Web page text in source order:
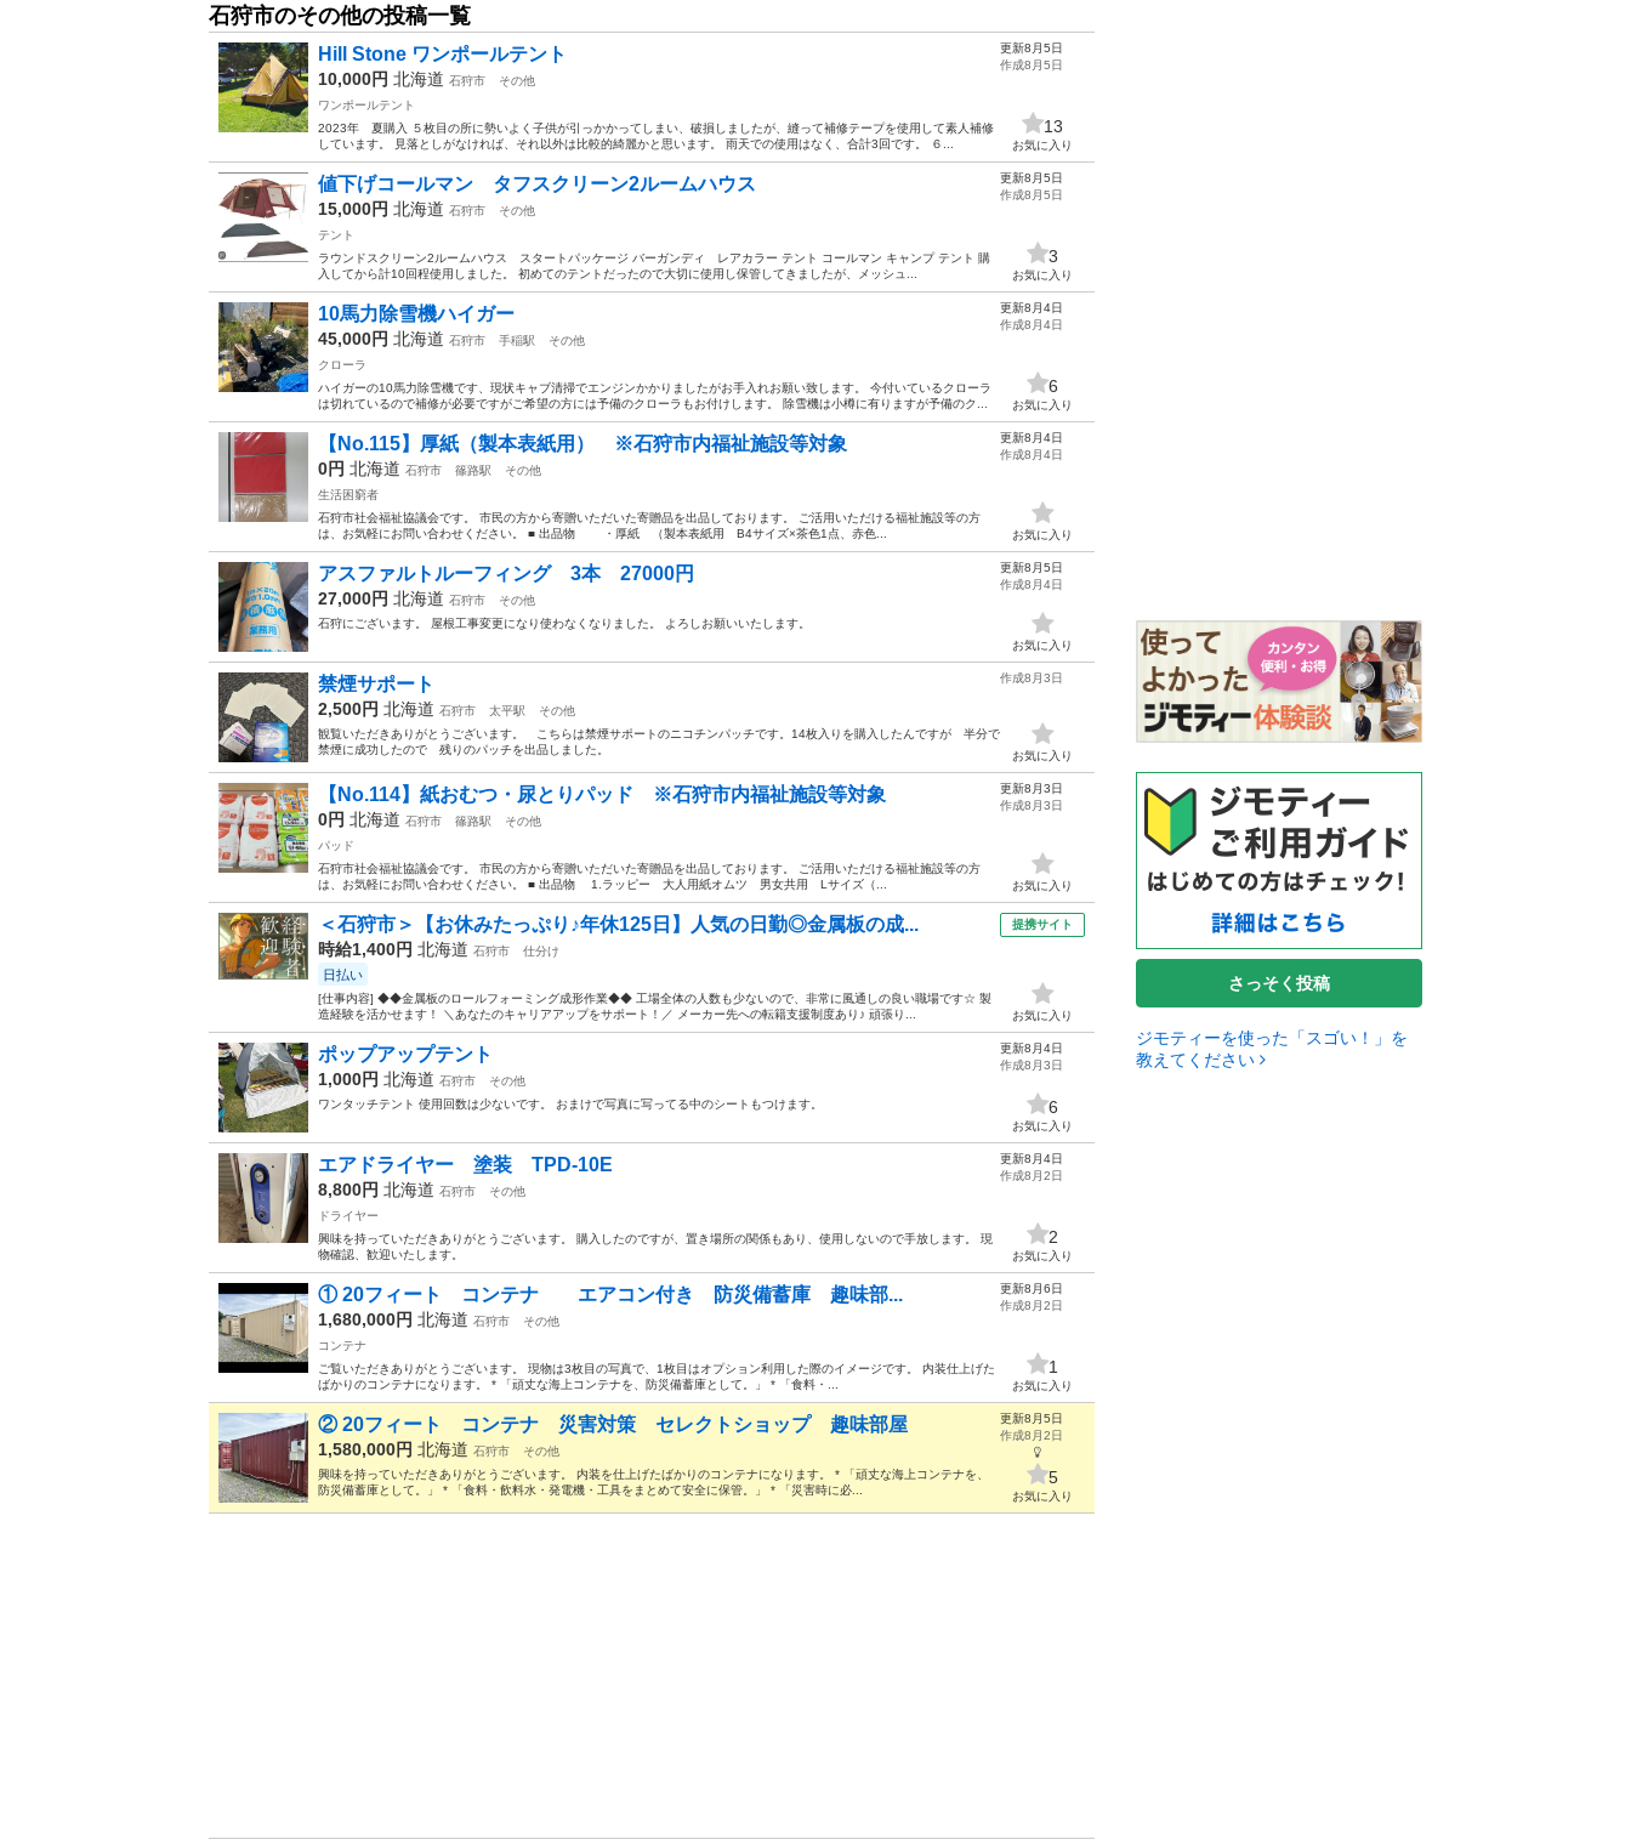
石狩市のその他の投稿一覧
Hill Stone ワンポールテント
10,000円 北海道 石狩市
その他
ワンポールテント
2023年 夏購入 ５枚目の所に勢いよく子供が引っかかってしまい、破損しましたが、縫って補修テープを使用して素人補修
しています。 見落としがなければ、それ以外は比較的綺麗かと思います。 雨天での使用はなく、合計3回です。 ６...
更新8月5日
作成8月5日
13
お気に入り
値下げコールマン タフスクリーン2ルームハウス
15,000円 北海道 石狩市
その他
テント
ラウンドスクリーン2ルームハウス スタートパッケージ バーガンディ レアカラー テント コールマン キャンプ テント 購
入してから計10回程使用しました。 初めてのテントだったので大切に使用し保管してきましたが、メッシュ...
更新8月5日
作成8月5日
3
お気に入り
10馬力除雪機ハイガー
45,000円 北海道 石狩市 手稲駅
その他
クローラ
ハイガーの10馬力除雪機です、現状キャブ清掃でエンジンかかりましたがお手入れお願い致します。 今付いているクローラ
は切れているので補修が必要ですがご希望の方には予備のクローラもお付けします。 除雪機は小樽に有りますが予備のク...
更新8月4日
作成8月4日
6
お気に入り
【No.115】厚紙（製本表紙用） ※石狩市内福祉施設等対象
0円 北海道 石狩市 篠路駅
その他
生活困窮者
石狩市社会福祉協議会です。 市民の方から寄贈いただいた寄贈品を出品しております。 ご活用いただける福祉施設等の方
は、お気軽にお問い合わせください。 ■ 出品物 ・厚紙 （製本表紙用 B4サイズ×茶色1点、赤色...
更新8月4日
作成8月4日
お気に入り
アスファルトルーフィング 3本 27000円
27,000円 北海道 石狩市
その他
石狩にございます。 屋根工事変更になり使わなくなりました。 よろしお願いいたします。
更新8月5日
作成8月4日
お気に入り
禁煙サポート
2,500円 北海道 石狩市 太平駅
その他
観覧いただきありがとうございます。 こちらは禁煙サポートのニコチンパッチです。14枚入りを購入したんですが 半分で
禁煙に成功したので 残りのパッチを出品しました。
作成8月3日
お気に入り
【No.114】紙おむつ・尿とりパッド ※石狩市内福祉施設等対象
0円 北海道 石狩市 篠路駅
その他
パッド
石狩市社会福祉協議会です。 市民の方から寄贈いただいた寄贈品を出品しております。 ご活用いただける福祉施設等の方
は、お気軽にお問い合わせください。 ■ 出品物 1.ラッピー 大人用紙オムツ 男女共用 Lサイズ（...
更新8月3日
作成8月3日
お気に入り
＜石狩市＞【お休みたっぷり♪年休125日】人気の日勤◎金属板の成...
時給1,400円 北海道 石狩市 仕分け
日払い
[仕事内容] ◆◆金属板のロールフォーミング成形作業◆◆ 工場全体の人数も少ないので、非常に風通しの良い職場です☆ 製
造経験を活かせます！ ＼あなたのキャリアアップをサポート！／ メーカー先への転籍支援制度あり♪ 頑張り...
提携サイト
お気に入り
ポップアップテント
1,000円 北海道 石狩市
その他
ワンタッチテント 使用回数は少ないです。 おまけで写真に写ってる中のシートもつけます。
更新8月4日
作成8月3日
6
お気に入り
エアドライヤー 塗装 TPD-10E
8,800円 北海道 石狩市
その他
ドライヤー
興味を持っていただきありがとうございます。 購入したのですが、置き場所の関係もあり、使用しないので手放します。 現
物確認、歓迎いたします。
更新8月4日
作成8月2日
2
お気に入り
① 20フィート コンテナ エアコン付き 防災備蓄庫 趣味部...
1,680,000円 北海道 石狩市
その他
コンテナ
ご覧いただきありがとうございます。 現物は3枚目の写真で、1枚目はオプション利用した際のイメージです。 内装仕上げた
ばかりのコンテナになります。 * 「頑丈な海上コンテナを、防災備蓄庫として。」 * 「食料・...
更新8月6日
作成8月2日
1
お気に入り
② 20フィート コンテナ 災害対策 セレクトショップ 趣味部屋
1,580,000円 北海道 石狩市
その他
興味を持っていただきありがとうございます。 内装を仕上げたばかりのコンテナになります。 * 「頑丈な海上コンテナを、
防災備蓄庫として。」 * 「食料・飲料水・発電機・工具をまとめて安全に保管。」 * 「災害時に必...
更新8月5日
作成8月2日
5
お気に入り
さっそく投稿
ジモティーを使った「スゴい！」を
教えてください